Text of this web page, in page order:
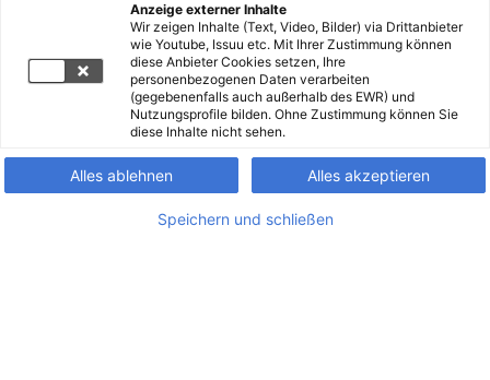
Anzeige externer Inhalte
Wir zeigen Inhalte (Text, Video, Bilder) via Drittanbieter
wie Youtube, Issuu etc. Mit Ihrer Zustimmung können
diese Anbieter Cookies setzen, Ihre
personenbezogenen Daten verarbeiten
(gegebenenfalls auch außerhalb des EWR) und
Nutzungsprofile bilden. Ohne Zustimmung können Sie
diese Inhalte nicht sehen.
Alles ablehnen Alles akzeptieren
Speichern und schließen